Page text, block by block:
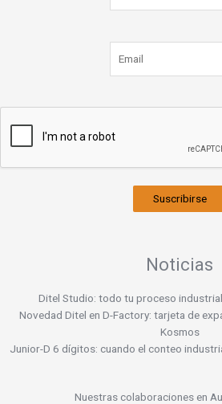
Suscribirse
Noticias
Ditel Studio: todo tu proceso
Novedad Ditel en D-Factory: tarjeta de
Kosmos
Junior-D 6 dígitos: cuando el conteo
Nuestras colaboraciones en